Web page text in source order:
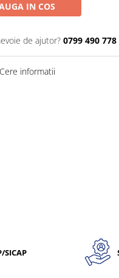
IN COS
de ajutor? 0799 490 778
Cere informatii
SICAP